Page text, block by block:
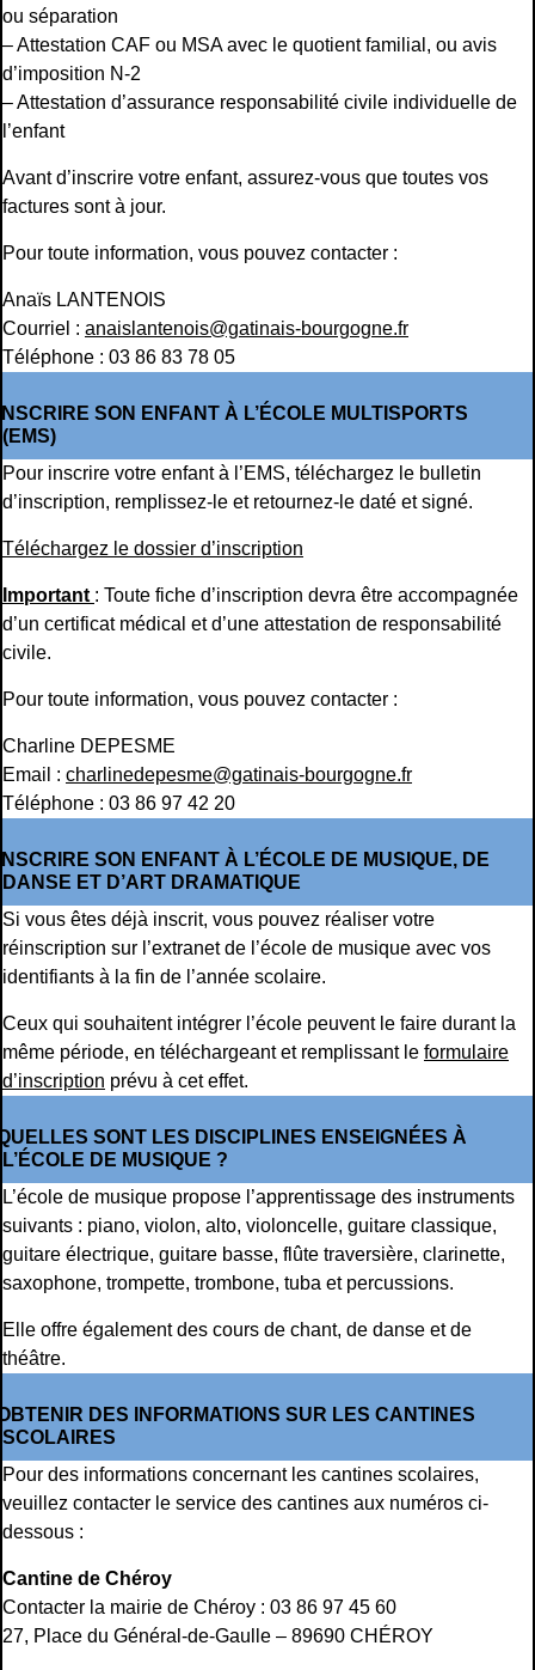
ou séparation
– Attestation CAF ou MSA avec le quotient familial, ou avis
d’imposition N-2
– Attestation d’assurance responsabilité civile individuelle de
l’enfant
Avant d’inscrire votre enfant, assurez-vous que toutes vos
factures sont à jour.
Pour toute information, vous pouvez contacter :
Anaïs LANTENOIS
Courriel : anaislantenois@gatinais-bourgogne.fr
Téléphone : 03 86 83 78 05
SON ENFANT À L’ÉCOLE MULTISPORTS
(EMS)
Pour inscrire votre enfant à l’EMS, téléchargez le bulletin
d’inscription, remplissez-le et retournez-le daté et signé.
Téléchargez le dossier d’inscription
Important : Toute fiche d’inscription devra être accompagnée
d’un certificat médical et d’une attestation de responsabilité
civile.
Pour toute information, vous pouvez contacter :
Charline DEPESME
Email : charlinedepesme@gatinais-bourgogne.fr
Téléphone : 03 86 97 42 20
SON ENFANT À L’ÉCOLE DE MUSIQUE, DE
DANSE ET D’ART DRAMATIQUE
Si vous êtes déjà inscrit, vous pouvez réaliser votre
réinscription sur l’extranet de l’école de musique avec vos
identifiants à la fin de l’année scolaire.
Ceux qui souhaitent intégrer l’école peuvent le faire durant la
même période, en téléchargeant et remplissant le formulaire
d’inscription prévu à cet effet.
SONT LES DISCIPLINES ENSEIGNÉES À
L’ÉCOLE DE MUSIQUE ?
L’école de musique propose l’apprentissage des instruments
suivants : piano, violon, alto, violoncelle, guitare classique,
guitare électrique, guitare basse, flûte traversière, clarinette,
saxophone, trompette, trombone, tuba et percussions.
Elle offre également des cours de chant, de danse et de
théâtre.
DES INFORMATIONS SUR LES CANTINES
SCOLAIRES
Pour des informations concernant les cantines scolaires,
veuillez contacter le service des cantines aux numéros ci-
dessous :
Cantine de Chéroy
Contacter la mairie de Chéroy : 03 86 97 45 60
27, Place du Général-de-Gaulle – 89690 CHÉROY